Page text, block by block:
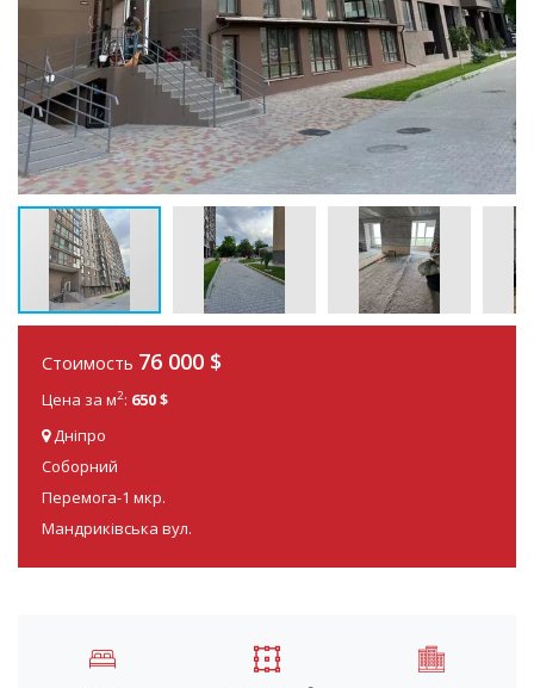
Стоимость 76 000 $
Цена за м2: 650 $
Дніпро
Соборний
Перемога-1 мкр.
Мандриківська вул.